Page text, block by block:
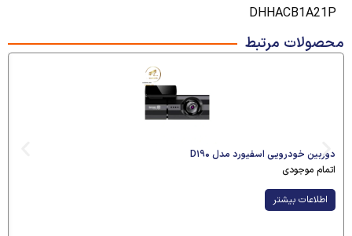
DHHACB1A21P
محصولات مرتبط
دوربین خودرویی اسفیورد مدل D۱۹۰
اتمام موجودی
اطلاعات بیشتر